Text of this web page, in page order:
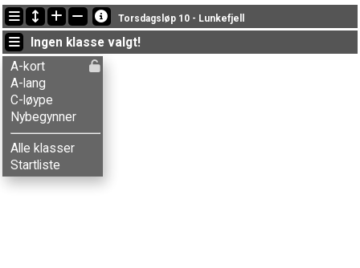
Siste oppdateringer
20:17:04: Liv K. Bergman (C-løype) fikk ny status: brutt
20:16:50: Espen Grøtterud (C-løype
20:16:42: Ludvig Grøtterud (C-løype) fikk ny status: disket
Torsdagsløp 10 - Lunkefjell
Ingen klasse valgt!
A-kort
A-lang
C-løype
Nybegynner
Alle klasser
Startliste